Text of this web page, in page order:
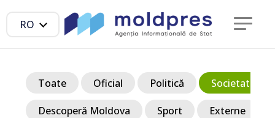
RO
Toate Oficial Politică Societate
Descoperă Moldova Sport Externe